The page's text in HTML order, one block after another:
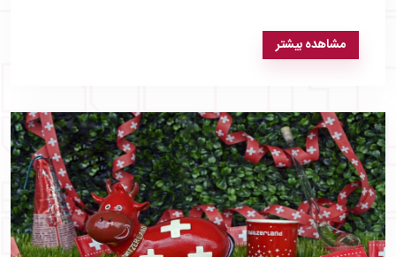
مشاهده بیشتر